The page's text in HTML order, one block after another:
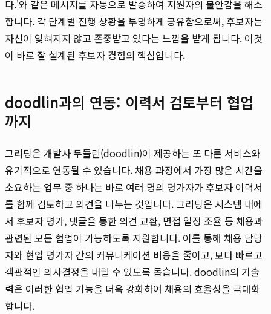
다.'와 같은 메시지를 자동으로 발송하여 지원자의 불안감을 해소
합니다. 각 단계별 진행 상황을 투명하게 공유함으로써, 후보자는
자신이 잊혀지지 않고 존중받고 있다는 느낌을 받게 됩니다. 이것
이 바로 잘 설계된 후보자 경험의 핵심입니다.
doodlin과의 연동: 이력서 검토부터 협업
까지
그리팅은 개발사 두들린(doodlin)이 제공하는 또 다른 서비스와
유기적으로 연동될 수 있습니다. 채용 과정에서 가장 많은 시간을
소요하는 업무 중 하나는 바로 여러 명의 평가자가 후보자 이력서
를 함께 검토하고 의견을 나누는 것입니다. 그리팅은 시스템 내에
서 후보자 평가, 댓글을 통한 의견 교환, 면접 일정 조율 등 채용과
관련된 모든 협업이 가능하도록 지원합니다. 이를 통해 채용 담당
자와 현업 평가자 간의 커뮤니케이션 비용을 줄이고, 보다 빠르고
객관적인 의사결정을 내릴 수 있도록 돕습니다. doodlin의 기술
력은 이러한 협업 기능을 더욱 강화하여 채용의 효율성을 극대화
합니다.